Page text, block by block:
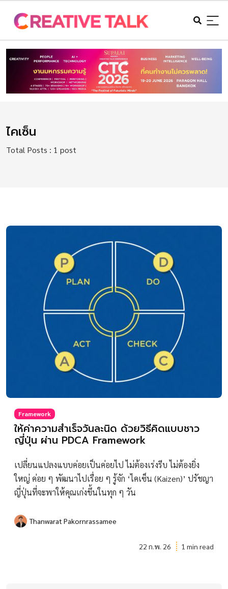
ไคเซ็น
Total Posts : 1 post
Framework
ให้ค่าความสำเร็จวันละนิด ด้วยวิธีคิดแบบชาว
ญี่ปุ่น ผ่าน PDCA Framework
เปลี่ยนแปลงแบบค่อยเป็นค่อยไป ไม่ต้องเร่งรีบ ไม่ต้องยิ่ง
ใหญ่ ค่อย ๆ พัฒนาไปเรื่อย ๆ รู้จัก ‘ไคเซ็น (Kaizen)’ ปรัชญา
ญี่ปุ่นที่จะพาให้คุณเก่งขึ้นในทุก ๆ วัน
Thanwarat Pakornrassamee
22 ก.พ. 26 1 min read